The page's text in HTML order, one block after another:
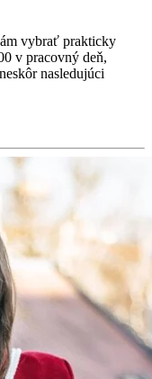
vybrať prakticky
v pracovný deň,
nasledujúci